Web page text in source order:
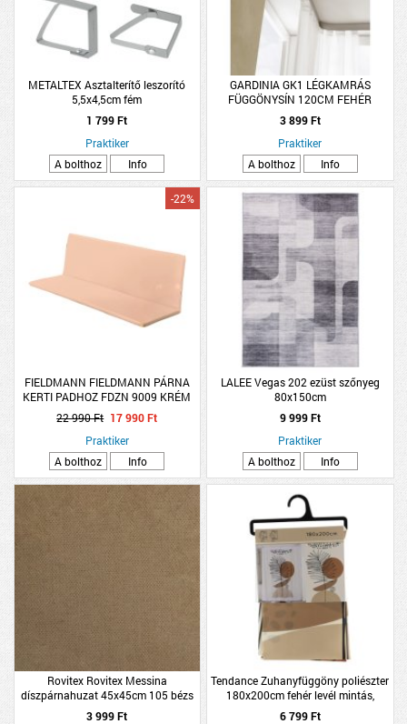
METALTEX Asztalterítő leszorító
5,5x4,5cm fém
1 799 Ft
Praktiker
A bolthoz
Info
GARDINIA GK1 LÉGKAMRÁS
FÜGGÖNYSÍN 120CM FEHÉR
3 899 Ft
Praktiker
A bolthoz
Info
FIELDMANN FIELDMANN PÁRNA
KERTI PADHOZ FDZN 9009 KRÉM
SZÍNŰ 110X37X44X5CM
-22%
22 990 Ft 17 990 Ft
Praktiker
A bolthoz
Info
LALEE Vegas 202 ezüst szőnyeg
80x150cm
9 999 Ft
Praktiker
A bolthoz
Info
Rovitex Rovitex Messina
díszpárnahuzat 45x45cm 105 bézs
kétoldalú
3 999 Ft
Tendance Zuhanyfüggöny poliészter
180x200cm fehér levél mintás,
integrált karikával
6 799 Ft